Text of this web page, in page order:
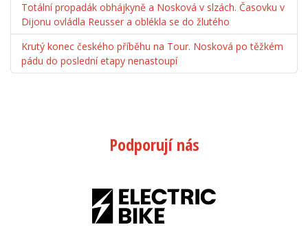
Totální propadák obhájkyně a Nosková v slzách. Časovku v
Dijonu ovládla Reusser a oblékla se do žlutého
Krutý konec českého příběhu na Tour. Nosková po těžkém
pádu do poslední etapy nenastoupí
Podporují nás